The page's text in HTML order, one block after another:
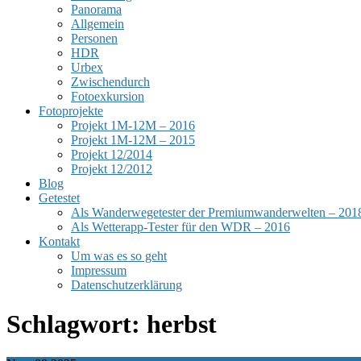
Panorama
Allgemein
Personen
HDR
Urbex
Zwischendurch
Fotoexkursion
Fotoprojekte
Projekt 1M-12M – 2016
Projekt 1M-12M – 2015
Projekt 12/2014
Projekt 12/2012
Blog
Getestet
Als Wanderwegetester der Premiumwanderwelten –
Als Wetterapp-Tester für den WDR – 2016
Kontakt
Um was es so geht
Impressum
Datenschutzerklärung
Schlagwort: herbst